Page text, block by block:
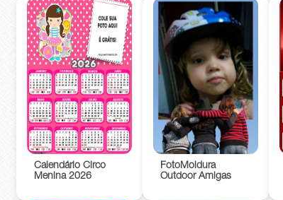
Calendário Circo
Menina 2026
FotoMoldura
Outdoor Amigas